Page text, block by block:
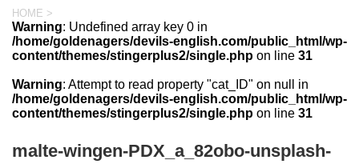
HOME >
Warning: Undefined array key 0 in
/home/goldenagers/devils-english.com/public_html/wp-
content/themes/stingerplus2/single.php on line 31
Warning: Attempt to read property "cat_ID" on null in
/home/goldenagers/devils-english.com/public_html/wp-
content/themes/stingerplus2/single.php on line 31
malte-wingen-PDX_a_82obo-unsplash-